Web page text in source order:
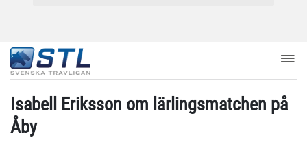
Isabell Eriksson om lärlingsmatchen på
Åby